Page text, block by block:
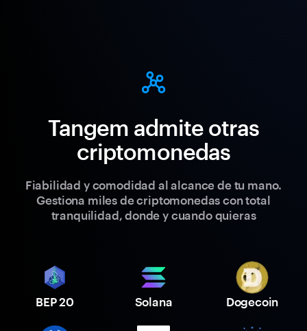
Tangem admite otras
criptomonedas
Fiabilidad y comodidad al alcance de tu mano.
Gestiona miles de criptomonedas con total
tranquilidad, donde y cuando quieras
BEP 20 Solana Dogecoin